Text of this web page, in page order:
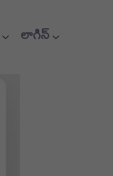
లాగిన్